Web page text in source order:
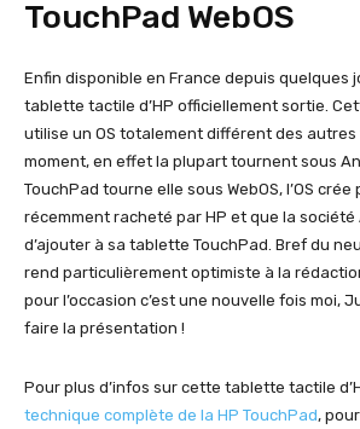
TouchPad WebOS
Enfin disponible en France depuis quelques
tablette tactile d’HP officiellement sortie.
utilise un OS totalement différent des
moment, en effet la plupart tournent sous
TouchPad tourne elle sous WebOS, l’OS
récemment racheté par HP et que la société
d’ajouter à sa tablette TouchPad. Bref du
rend particulièrement optimiste à la
pour l’occasion c’est une nouvelle fois moi,
faire la présentation !
Pour plus d’infos sur cette tablette tactile
technique complète de la HP TouchPad,